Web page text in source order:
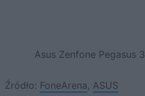
Asus Zenfone Pegasus 3
Źródło: FoneArena, ASUS